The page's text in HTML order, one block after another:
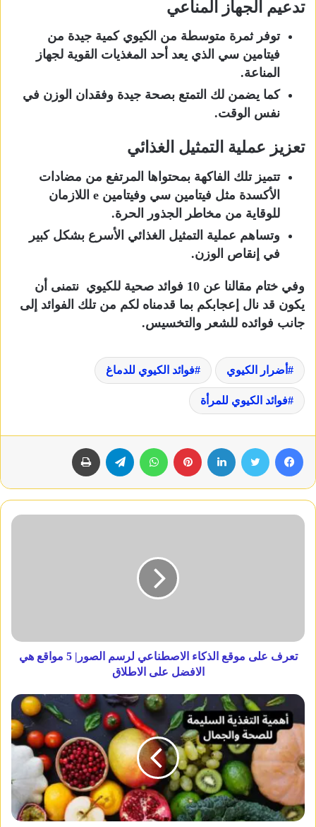
تدعيم الجهاز المناعي
توفر ثمرة متوسطة من الكيوي كمية جيدة من
فيتامين سي الذي يعد أحد المغذيات القوية لجهاز
المناعة.
كما يضمن لك التمتع بصحة جيدة وفقدان الوزن في
نفس الوقت.
تعزيز عملية التمثيل الغذائي
تتميز تلك الفاكهة بمحتواها المرتفع من مضادات
الأكسدة مثل فيتامين سي وفيتامين e اللازمان
للوقاية من مخاطر الجذور الحرة.
وتساهم عملية التمثيل الغذائي الأسرع بشكل كبير
في إنقاص الوزن.
وفي ختام مقالنا عن 10 فوائد صحية للكيوي نتمنى أن
يكون قد نال إعجابكم بما قدمناه لكم من تلك الفوائد إلى
جانب فوائده للشعر والتخسيس.
أضرار الكيوي فوائد الكيوي للدماغ
فوائد الكيوي للمرأة
فيسبوك تويتر لينكدإن بينتيريستواتساب تيلقرام
تعرف على موقع الذكاء الاصطناعي لرسم الصور| 5 مواقع هي
الافضل على الاطلاق